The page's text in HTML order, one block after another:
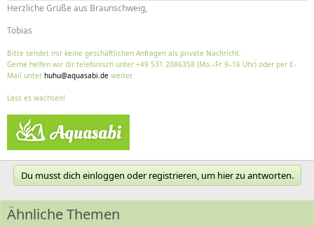
Herzliche Grüße aus Braunschweig,
Tobias
Bitte sendet mir keine geschäftlichen Anfragen als private Nachricht.
Gerne helfen wir dir telefonisch unter +49 531 2086358 (Mo.–Fr. 9–16 Uhr) oder per E-
Mail unter huhu@aquasabi.de weiter.
Lass es wachsen!
Du musst dich einloggen oder registrieren, um hier zu antworten.
Ähnliche Themen